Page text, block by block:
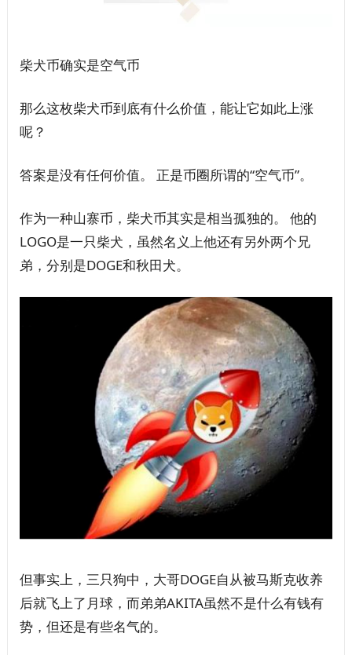
柴犬币确实是空气币
那么这枚柴犬币到底有什么价值，能让它如此上涨
呢？
答案是没有任何价值。 正是币圈所谓的“空气币”。
作为一种山寨币，柴犬币其实是相当孤独的。 他的
LOGO是一只柴犬，虽然名义上他还有另外两个兄
弟，分别是DOGE和秋田犬。
但事实上，三只狗中，大哥DOGE自从被马斯克收养
后就飞上了月球，而弟弟AKITA虽然不是什么有钱有
势，但还是有些名气的。